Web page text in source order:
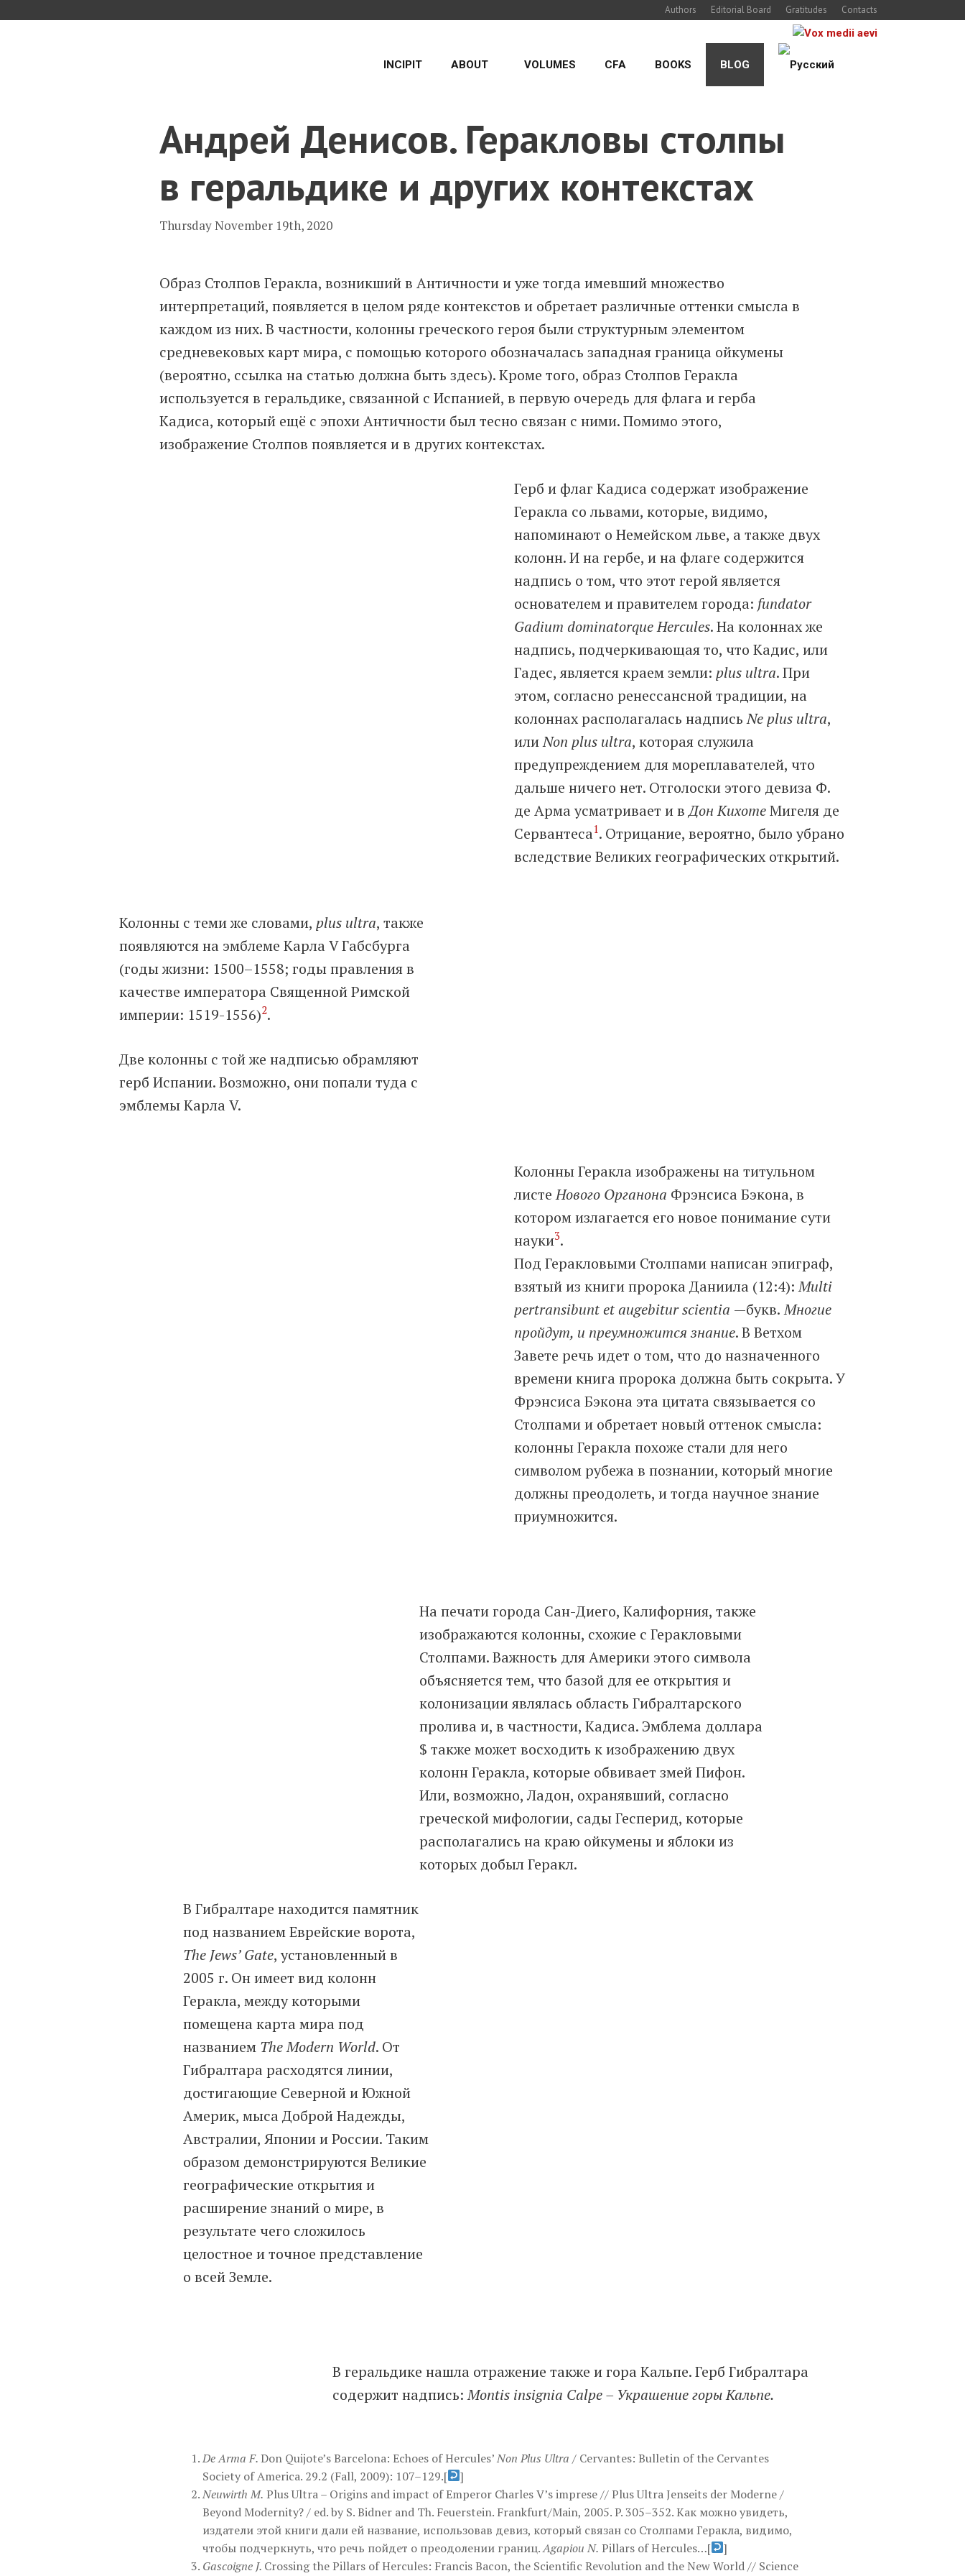
Authors Editorial Board Gratitudes Contacts
INCIPIT ABOUT VOLUMES CFA BOOKS BLOG
Андрей Денисов. Геракловы столпы
в геральдике и других контекстах
Thursday November 19th, 2020
Образ Столпов Геракла, возникший в Античности и уже тогда имевший множество
интерпретаций, появляется в целом ряде контекстов и обретает различные оттенки смысла в
каждом из них. В частности, колонны греческого героя были структурным элементом
средневековых карт мира, с помощью которого обозначалась западная граница ойкумены
(вероятно, ссылка на статью должна быть здесь). Кроме того, образ Столпов Геракла
используется в геральдике, связанной с Испанией, в первую очередь для флага и герба
Кадиса, который ещё с эпохи Античности был тесно связан с ними. Помимо этого,
изображение Столпов появляется и в других контекстах.
Герб и флаг Кадиса содержат изображение
Геракла со львами, которые, видимо,
напоминают о Немейском льве, а также двух
колонн. И на гербе, и на флаге содержится
надпись о том, что этот герой является
основателем и правителем города: fundator
Gadium dominatorque Hercules. На колоннах же
надпись, подчеркивающая то, что Кадис, или
Гадес, является краем земли: plus ultra. При
этом, согласно ренессансной традиции, на
колоннах располагалась надписьNe plus ultra,
илиNon plus ultra, которая служила
предупреждением для мореплавателей, что
дальше ничего нет. Отголоски этого девиза Ф.
де Арма усматривает и вДон КихотеМигеля де
Сервантеса1. Отрицание, вероятно, было убрано
вследствие Великих географических открытий.
Колонны с теми же словами, plus ultra, также
появляются на эмблеме Карла V Габсбурга
(годы жизни: 1500–1558; годы правления в
качестве императора Священной Римской
империи: 1519-1556)2.
Две колонны с той же надписью обрамляют
герб Испании. Возможно, они попали туда с
эмблемы Карла V.
Колонны Геракла изображены на титульном
листеНового Органона Фрэнсиса Бэкона, в
котором излагается его новое понимание сути
науки3.
Под Геракловыми Столпами написан эпиграф,
взятый из книги пророка Даниила (12:4):Multi
pertransibunt et augebitur scientia —букв.Многие
пройдут, и преумножится знание. В Ветхом
Завете речь идет о том, что до назначенного
времени книга пророка должна быть сокрыта. У
Фрэнсиса Бэкона эта цитата связывается со
Столпами и обретает новый оттенок смысла:
колонны Геракла похоже стали для него
символом рубежа в познании, который многие
должны преодолеть, и тогда научное знание
приумножится.
На печати города Сан-Диего, Калифорния, также
изображаются колонны, схожие с Геракловыми
Столпами. Важность для Америки этого символа
объясняется тем, что базой для ее открытия и
колонизации являлась область Гибралтарского
пролива и, в частности, Кадиса. Эмблема доллара
$ также может восходить к изображению двух
колонн Геракла, которые обвивает змей Пифон.
Или, возможно, Ладон, охранявший, согласно
греческой мифологии, сады Гесперид, которые
располагались на краю ойкумены и яблоки из
которых добыл Геракл.
В Гибралтаре находится памятник
под названием Еврейские ворота,
The Jews’ Gate, установленный в
2005 г. Он имеет вид колонн
Геракла, между которыми
помещена карта мира под
названием The Modern World. От
Гибралтара расходятся линии,
достигающие Северной и Южной
Америк, мыса Доброй Надежды,
Австралии, Японии и России. Таким
образом демонстрируются Великие
географические открытия и
расширение знаний о мире, в
результате чего сложилось
целостное и точное представление
о всей Земле.
В геральдике нашла отражение также и гора Кальпе. Герб Гибралтара
содержит надпись:Montis insignia Calpe – Украшение горы Кальпе.
De Arma F.Don Quijote’s Barcelona: Echoes of Hercules’Non Plus Ultra / Cervantes: Bulletin of the Cervantes
Society of America. 29.2 (Fall, 2009): 107–129.[
]
Neuwirth M. Plus Ultra – Origins and impact of Emperor Charles V’s imprese // Plus Ultra Jenseits der Moderne /
Beyond Modernity? / ed. by S. Bidner and Th. Feuerstein. Frankfurt/Main, 2005. P. 305–352. Как можно увидеть,
издатели этой книги дали ей название, использовав девиз, который связан со Столпами Геракла, видимо,
чтобы подчеркнуть, что речь пойдет о преодолении границ.Agapiou N. Pillars of Hercules…[
]
Gascoigne J. Crossing the Pillars of Hercules: Francis Bacon, the Scientific Revolution and the New World // Science